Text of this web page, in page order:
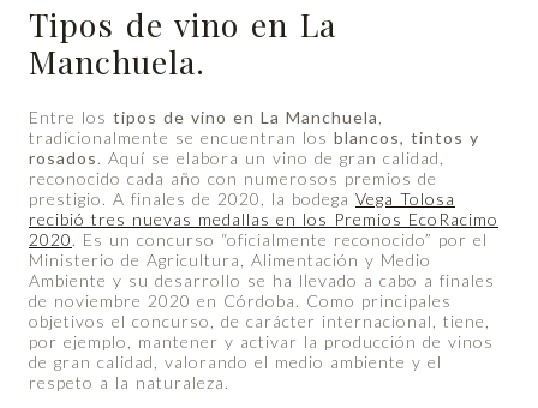
Tipos de vino en La
Manchuela.
Entre los tipos de vino en La Manchuela
tradicionalmente se encuentran los blancos, tintos y
rosados. Aquí se elabora un vino de gran calidad,
reconocido cada año con numerosos premios de
prestigio. A finales de 2020, la bodega Vega Tolosa
recibió tres nuevas medallas en los Premios EcoRacimo
2020. Es un concurso “oficialmente reconocido” por el
Ministerio de Agricultura, Alimentación y Medio
Ambiente y su desarrollo se ha llevado a cabo a finales
de noviembre 2020 en Córdoba. Como principales
objetivos el concurso, de carácter internacional, tiene,
por ejemplo, mantener y activar la producción de vinos
de gran calidad, valorando el medio ambiente y el
respeto a la naturaleza.